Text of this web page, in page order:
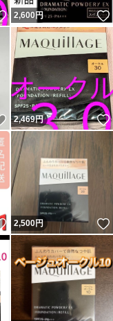
いいね！
2,600 円
いいね！
2,469円
いいね！
2,500円